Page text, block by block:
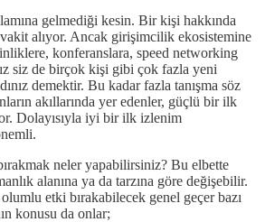
gelmediği kesin. Bir kişi hakkında
alıyor. Ancak girişimcilik ekosistemine
konferanslara, speed networking
siz de birçok kişi gibi çok fazla yeni
demektir. Bu kadar fazla tanışma söz
akıllarında yer edenler, güçlü bir ilk
Dolayısıyla iyi bir ilk izlenim
neler yapabilirsiniz? Bu elbette
alanına ya da tarzına göre değişebilir.
etki bırakabilecek genel geçer bazı
konusu da onlar;